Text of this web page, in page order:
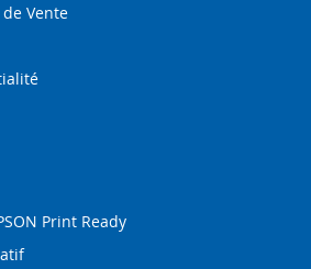
Vente
Print Ready